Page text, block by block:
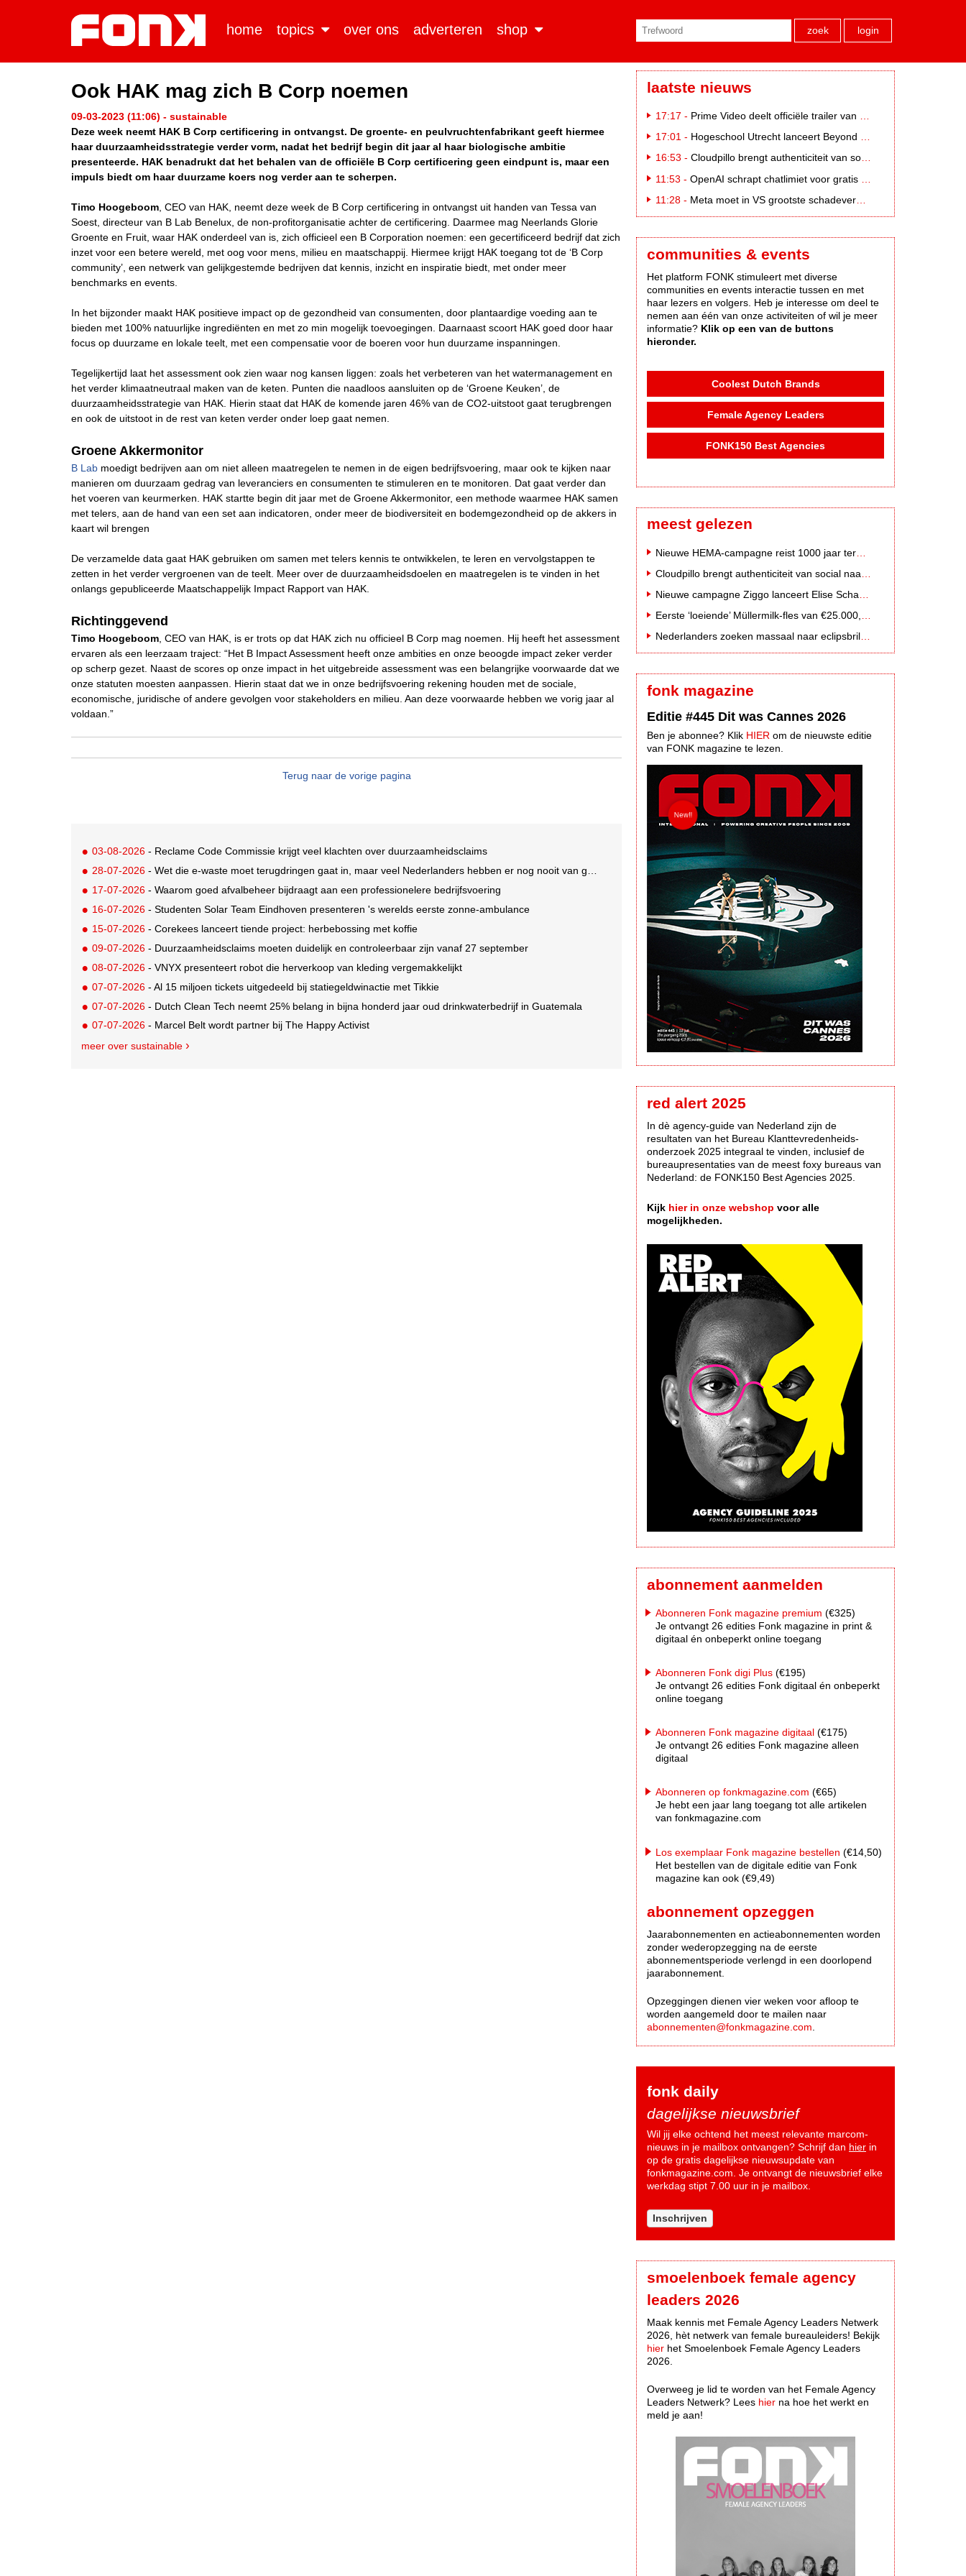
home topics over ons adverteren shop zoek login
Ook HAK mag zich B Corp noemen
09-03-2023 (11:06) - sustainable
Deze week neemt HAK B Corp certificering in ontvangst. De groente- en peulvruchtenfabrikant geeft hiermee
haar duurzaamheidsstrategie verder vorm, nadat het bedrijf begin dit jaar al haar biologische ambitie
presenteerde. HAK benadrukt dat het behalen van de officiële B Corp certificering geen eindpunt is, maar een
impuls biedt om haar duurzame koers nog verder aan te scherpen.
Timo Hoogeboom , CEO van HAK, neemt deze week de B Corp certificering in ontvangst uit handen van Tessa van
Soest, directeur van B Lab Benelux, de non-profitorganisatie achter de certificering. Daarmee mag Neerlands Glorie
Groente en Fruit, waar HAK onderdeel van is, zich officieel een B Corporation noemen: een gecertificeerd bedrijf dat zich
inzet voor een betere wereld, met oog voor mens, milieu en maatschappij. Hiermee krijgt HAK toegang tot de ‘B Corp
community’, een netwerk van gelijkgestemde bedrijven dat kennis, inzicht en inspiratie biedt, met onder meer
benchmarks en events.
In het bijzonder maakt HAK positieve impact op de gezondheid van consumenten, door plantaardige voeding aan te
bieden met 100% natuurlijke ingrediënten en met zo min mogelijk toevoegingen. Daarnaast scoort HAK goed door haar
focus op duurzame en lokale teelt, met een compensatie voor de boeren voor hun duurzame inspanningen.
Tegelijkertijd laat het assessment ook zien waar nog kansen liggen: zoals het verbeteren van het watermanagement en
het verder klimaatneutraal maken van de keten. Punten die naadloos aansluiten op de ‘Groene Keuken’, de
duurzaamheidsstrategie van HAK. Hierin staat dat HAK de komende jaren 46% van de CO2-uitstoot gaat terugbrengen
en ook de uitstoot in de rest van keten verder onder loep gaat nemen.
Groene Akkermonitor
B Lab moedigt bedrijven aan om niet alleen maatregelen te nemen in de eigen bedrijfsvoering, maar ook te kijken naar
manieren om duurzaam gedrag van leveranciers en consumenten te stimuleren en te monitoren. Dat gaat verder dan
het voeren van keurmerken. HAK startte begin dit jaar met de Groene Akkermonitor, een methode waarmee HAK samen
met telers, aan de hand van een set aan indicatoren, onder meer de biodiversiteit en bodemgezondheid op de akkers in
kaart wil brengen
De verzamelde data gaat HAK gebruiken om samen met telers kennis te ontwikkelen, te leren en vervolgstappen te
zetten in het verder vergroenen van de teelt. Meer over de duurzaamheidsdoelen en maatregelen is te vinden in het
onlangs gepubliceerde Maatschappelijk Impact Rapport van HAK.
Richtinggevend
Timo Hoogeboom , CEO van HAK, is er trots op dat HAK zich nu officieel B Corp mag noemen. Hij heeft het assessment
ervaren als een leerzaam traject: “Het B Impact Assessment heeft onze ambities en onze beoogde impact zeker verder
op scherp gezet. Naast de scores op onze impact in het uitgebreide assessment was een belangrijke voorwaarde dat we
onze statuten moesten aanpassen. Hierin staat dat we in onze bedrijfsvoering rekening houden met de sociale,
economische, juridische of andere gevolgen voor stakeholders en milieu. Aan deze voorwaarde hebben we vorig jaar al
voldaan.”
Terug naar de vorige pagina
03-08-2026 - Reclame Code Commissie krijgt veel klachten over duurzaamheidsclaims
28-07-2026 - Wet die e-waste moet terugdringen gaat in, maar veel Nederlanders hebben er nog nooit van gehoord
17-07-2026 - Waarom goed afvalbeheer bijdraagt aan een professionelere bedrijfsvoering
16-07-2026 - Studenten Solar Team Eindhoven presenteren 's werelds eerste zonne-ambulance
15-07-2026 - Corekees lanceert tiende project: herbebossing met koffie
09-07-2026 - Duurzaamheidsclaims moeten duidelijk en controleerbaar zijn vanaf 27 september
08-07-2026 - VNYX presenteert robot die herverkoop van kleding vergemakkelijkt
07-07-2026 - Al 15 miljoen tickets uitgedeeld bij statiegeldwinactie met Tikkie
07-07-2026 - Dutch Clean Tech neemt 25% belang in bijna honderd jaar oud drinkwaterbedrijf in Guatemala
07-07-2026 - Marcel Belt wordt partner bij The Happy Activist
meer over sustainable
laatste nieuws
17:17 - Prime Video deelt officiële trailer van L*VE KLEINE
17:01 - Hogeschool Utrecht lanceert Beyond Campus binnen International Creative Business
16:53 - Cloudpillo brengt authenticiteit van social naar tv
11:53 - OpenAI schrapt chatlimiet voor gratis ChatGPT-gebruikers
11:28 - Meta moet in VS grootste schadevergoeding ooit betalen: 567 miljoen dollar
communities & events
Het platform FONK stimuleert met diverse
communities en events interactie tussen en met
haar lezers en volgers. Heb je interesse om deel te
nemen aan één van onze activiteiten of wil je meer
informatie? Klik op een van de buttons
hieronder.
Coolest Dutch Brands
Female Agency Leaders
FONK150 Best Agencies
meest gelezen
Nederlanders zoeken massaal naar eclipsbrillen op Marktplaats
fonk magazine
Editie #445 Dit was Cannes 2026
Ben je abonnee? Klik HIER om de nieuwste editie
van FONK magazine te lezen.
red alert 2025
In dè agency-guide van Nederland zijn de
resultaten van het Bureau Klanttevredenheids-
onderzoek 2025 integraal te vinden, inclusief de
bureaupresentaties van de meest foxy bureaus van
Nederland: de FONK150 Best Agencies 2025.
Kijk hier in onze webshop voor alle
mogelijkheden.
abonnement aanmelden
Abonneren Fonk magazine premium (€325)
Je ontvangt 26 edities Fonk magazine in print &
digitaal én onbeperkt online toegang
Abonneren Fonk digi Plus (€195)
Je ontvangt 26 edities Fonk digitaal én onbeperkt
online toegang
Abonneren Fonk magazine digitaal (€175)
Je ontvangt 26 edities Fonk magazine alleen
digitaal
Abonneren op fonkmagazine.com (€65)
Je hebt een jaar lang toegang tot alle artikelen
van fonkmagazine.com
Los exemplaar Fonk magazine bestellen (€14,50)
Het bestellen van de digitale editie van Fonk
magazine kan ook (€9,49)
abonnement opzeggen
Jaarabonnementen en actieabonnementen worden
zonder wederopzegging na de eerste
abonnementsperiode verlengd in een doorlopend
jaarabonnement.
Opzeggingen dienen vier weken voor afloop te
worden aangemeld door te mailen naar
abonnementen@fonkmagazine.com
fonk daily
dagelijkse nieuwsbrief
Wil jij elke ochtend het meest relevante marcom-
nieuws in je mailbox ontvangen? Schrijf dan hier in
op de gratis dagelijkse nieuwsupdate van
fonkmagazine.com. Je ontvangt de nieuwsbrief elke
werkdag stipt 7.00 uur in je mailbox.
Inschrijven
smoelenboek female agency
leaders 2026
Maak kennis met Female Agency Leaders Netwerk
2026, hèt netwerk van female bureauleiders! Bekijk
hier het Smoelenboek Female Agency Leaders
2026.
Overweeg je lid te worden van het Female Agency
Leaders Netwerk? Lees hier na hoe het werkt en
meld je aan!